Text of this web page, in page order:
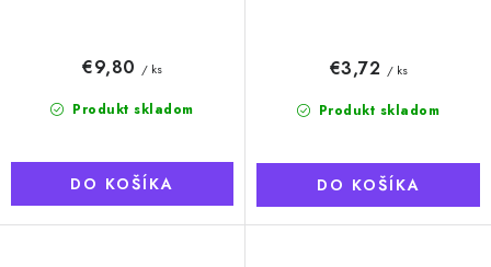
Produkt skladom
€9,80 / ks
DO KOŠÍKA
Produkt skladom
€3,72 / ks
DO KOŠÍKA